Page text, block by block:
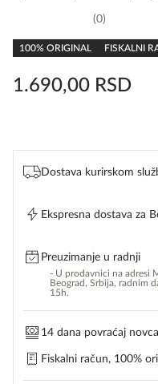
rating
0
100% ORIGINAL FISKALNI
1.690,00 RSD
Dostava kurirskom
Ekspresna dostava za
Preuzimanje u radnji
- U prodavnici na adresi
Beograd, Srbija, radnim
15h.
14 dana povraćaj novca
Fiskalni račun, 100%